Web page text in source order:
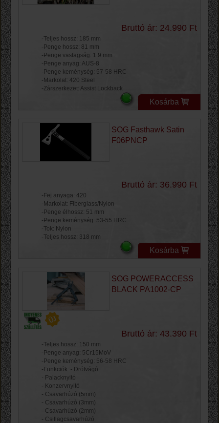
Bruttó ár: 24.990 Ft
-Teljes hossz: 185 mm
-Penge hossz: 81 mm
-Penge vastagság: 1.9 mm
-Penge anyag: AUS-8
-Penge keménység: 57-58 HRC
-Markolat: 420 Steel
-Zárszerkezet: Assist Lockback
Kosárba
SOG Fasthawk Satin
F06PNCP
Bruttó ár: 36.990 Ft
-Fej anyaga: 420
-Markolat: Fiberglass/Nylon
-Penge élhossz: 51 mm
-Penge keménység: 53-55 HRC
-Tok: Nylon
-Teljes hossz: 318 mm
Kosárba
SOG POWERACCESS
BLACK PA1002-CP
Bruttó ár: 43.390 Ft
-Teljes hossz: 150 mm
-Penge anyag: 5Cr15MoV
-Penge keménység: 56-58 HRC
-Funkciók: - Drótvágó
- Palacknyitó
- Konzervnyitó
- Csavarhúzó (5mm)
- Csavarhúzó (3mm)
- Csavarhúzó (2mm)
- Csillagcsavarhúzó